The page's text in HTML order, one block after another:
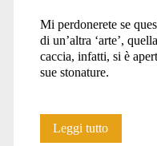
Mi perdonerete se
di un’altra ‘arte’,
caccia, infatti, si è
sue stonature.
Leggi tuttoCaccia